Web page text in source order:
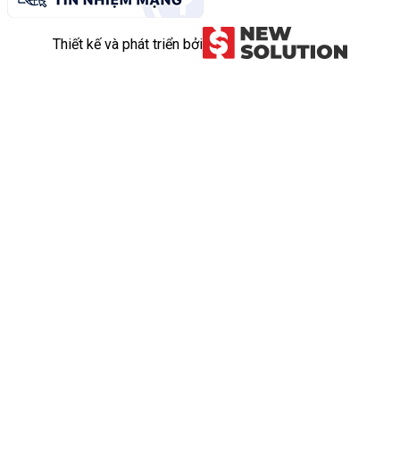
Thiết kế và phát triển bởi